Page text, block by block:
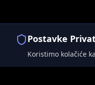
Postavke
Koristimo kolačiće